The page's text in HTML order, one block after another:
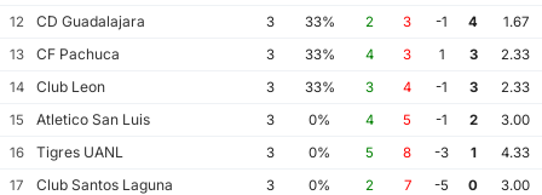
12
CD Guadalajara 3 33% 2 3 -1 4
1.67
13
CF Pachuca 3 33% 4 3 1 3
2.33
14
Club Leon 3 33% 3 4 -1 3
2.33
15
Atletico San Luis 3 0% 4 5 -1 2
3.00
16
Tigres UANL 3 0% 5 8 -3 1
4.33
17
Club Santos Laguna 3 0% 2 7 -5 0
3.00